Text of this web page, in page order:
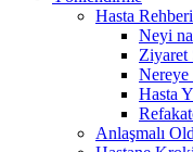
Hasta Rehberi
Neyi
Ziyaret
Nereye
Hasta
Anlaşmalı